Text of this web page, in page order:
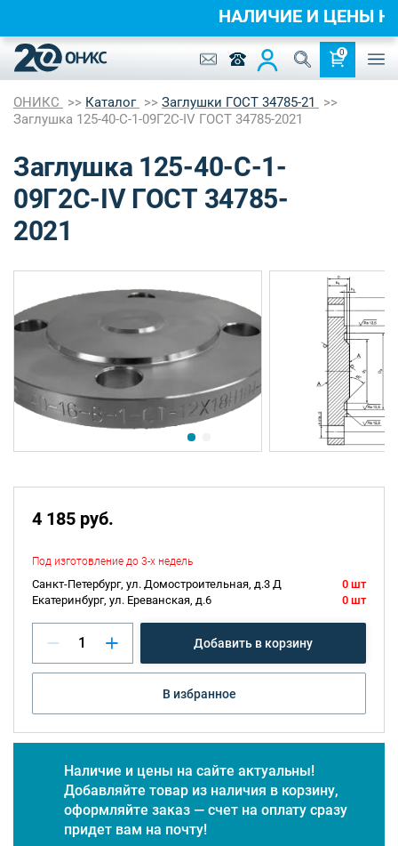
0
ОНИКС Каталог
Заглушки ГОСТ 34785-21
Заглушка 125-40-C-1-09Г2С-IV ГОСТ 34785-2021
Заглушка 125-40-C-1-
09Г2С-IV ГОСТ 34785-
2021
4 185 руб.
Под изготовление до 3-х недель
Санкт-Петербург, ул. Домостроительная, д.3 Д
0 шт
Екатеринбург, ул. Ереванская, д.6
0 шт
Добавить в корзину
В избранное
Наличие и цены на сайте актуальны!
Добавляйте товар из наличия в корзину,
оформляйте заказ — счет на оплату сразу
придет вам на почту!
НАЛИЧИЕ И